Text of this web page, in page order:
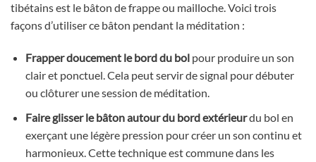
tibétains est le bâton de frappe ou mailloche. Voici trois
façons d’utiliser ce bâton pendant la méditation :
Frapper doucement le bord du bolpour produire un son
clair et ponctuel. Cela peut servir de signal pour débuter
ou clôturer une session de méditation.
Faire glisser le bâton autour du bord extérieurdu bol en
exerçant une légère pression pour créer un son continu et
harmonieux. Cette technique est commune dans les